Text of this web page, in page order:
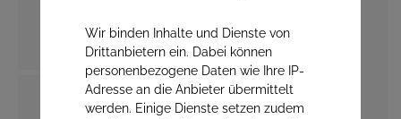
Wir binden Inhalte und Dienste von
Drittanbietern ein. Dabei können
personenbezogene Daten wie Ihre IP-
Adresse an die Anbieter übermittelt
werden. Einige Dienste setzen zudem